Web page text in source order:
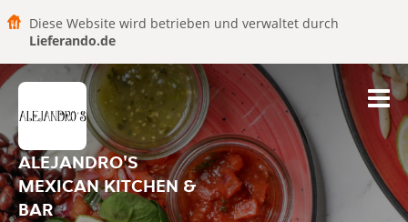
Diese Website wird betrieben und verwaltet durch
Lieferando.de
ALEJANDRO'S
MEXICAN KITCHEN &
BAR